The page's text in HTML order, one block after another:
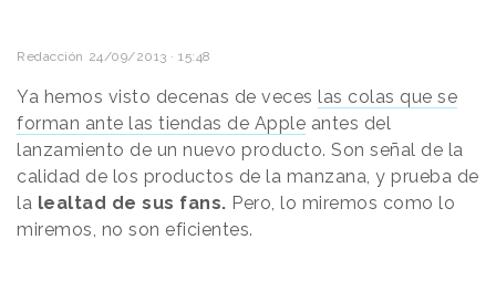
Redacción 24/09/2013 · 15:48
Ya hemos visto decenas de veces las colas que se
forman ante las tiendas de Apple antes del
lanzamiento de un nuevo producto. Son señal de la
calidad de los productos de la manzana, y prueba de
la lealtad de sus fans. Pero, lo miremos como lo
miremos, no son eficientes.